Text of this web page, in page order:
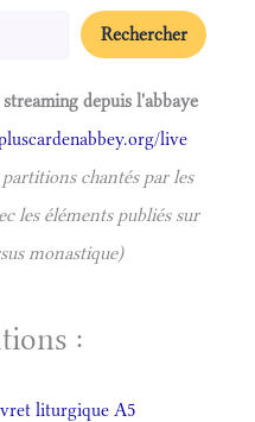
Rechercher
depuis l'abbaye
live
chantés par les
les éléments publiés sur
monastique)
:
liturgique A5